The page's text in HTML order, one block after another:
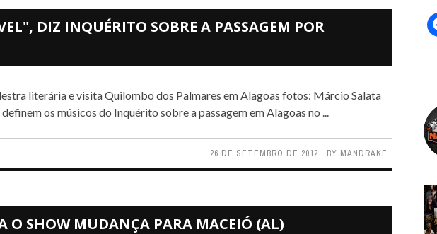
DIZ INQUÉRITO SOBRE A PASSAGEM POR
definem os músicos do Inquérito sobre a passagem em Alagoas no ...
26 DE SETEMBRO DE 2012 BY MANDRAKE
O SHOW MUDANÇA PARA MACEIÓ (AL)